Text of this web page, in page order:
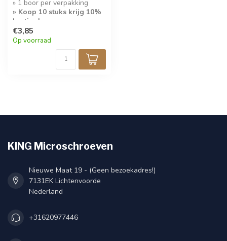
» 1 boor per verpakking
» Koop 10 stuks krijg 10%
korting!
€3,85
Op voorraad
KING Microschroeven
Nieuwe Maat 19 - (Geen bezoekadres!)
7131EK Lichtenvoorde
Nederland
+31620977446